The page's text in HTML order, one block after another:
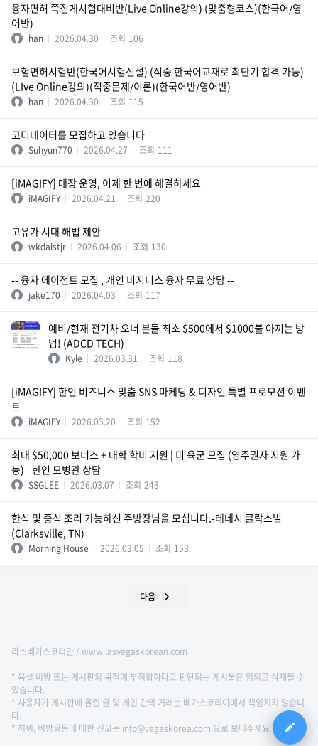
융자면허 쪽집게시험대비반(Live Online강의) (맞춤형코스)(한국어/영
어반)
han 2026.04.30 조회 106
보험면허시험반(한국어시험신설) (적중 한국어교재로 최단기 합격 가능)
(LIve Online강의)(적중문제/이론)(한국어반/영어반)
han 2026.04.30 조회 115
코디네이터를 모집하고 있습니다
Suhyun770 2026.04.27 조회 111
[iMAGIFY] 매장 운영, 이제 한 번에 해결하세요
iMAGIFY 2026.04.21 조회 220
고유가 시대 해법 제안
wkdalstjr 2026.04.06 조회 130
-- 융자 에이전트 모집 , 개인 비지니스 융자 무료 상담 --
jake170 2026.04.03 조회 117
예비/현재 전기차 오너 분들 최소 $500에서 $1000불 아끼는 방
법! (ADCD TECH)
Kyle 2026.03.31 조회 118
[iMAGIFY] 한인 비즈니스 맞춤 SNS 마케팅 & 디자인 특별 프로모션 이벤
트
iMAGIFY 2026.03.20 조회 152
최대 $50,000 보너스 + 대학 학비 지원 | 미 육군 모집 (영주권자 지원 가
능) - 한인 모병관 상담
SSGLEE 2026.03.07 조회 243
한식 및 중식 조리 가능하신 주방장님을 모십니다.-테네시 클락스빌
(Clarksville, TN)
Morning House 2026.03.05 조회 153
다음
라스베가스코리안 / www.lasvegaskorean.com
* 욕설 비방 또는 게시판의 목적에 부적합하다고 판단되는 게시물은 임의로 삭제될 수
있습니다.
* 사용자가 게시판에 올린 글 및 개인 간의 거래는 베가스코리아에서 책임지지 않습니
다.
* 허위, 비방글등에 대한 신고는 info@vegaskorea.com 으로 보내주세요